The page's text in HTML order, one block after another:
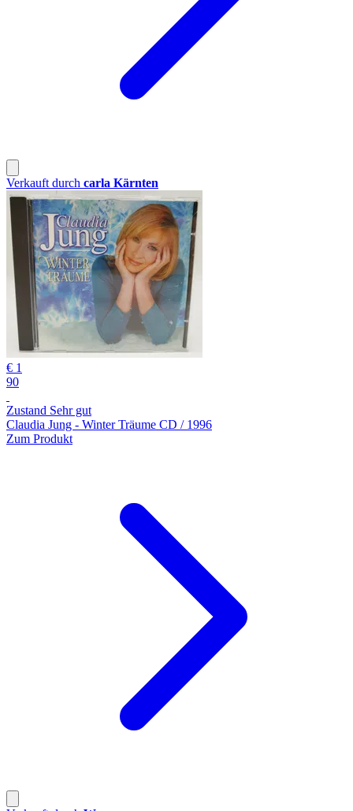
Verkauft durch carla Kärnten
€ 1
90
Zustand Sehr gut
Claudia Jung - Winter Träume CD / 1996
Zum Produkt